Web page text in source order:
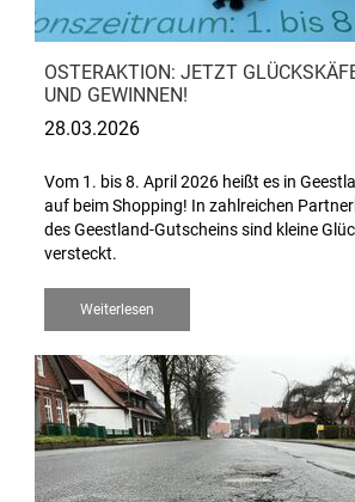
OSTERAKTION: JETZT
UND GEWINNEN!
28.03.2026
Vom 1. bis 8. April 2026 heißt es in
auf beim Shopping! In zahlreichen
des Geestland-Gutscheins sind kleine
versteckt.
Weiterlesen